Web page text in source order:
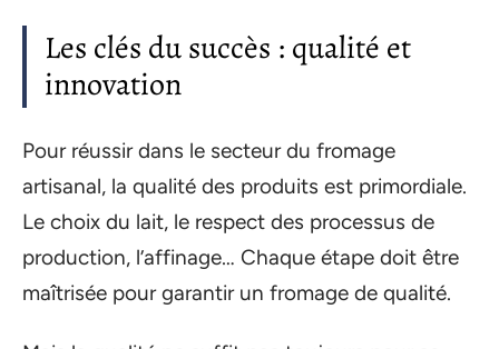
Les clés du succès : qualité et
innovation
Pour réussir dans le secteur du fromage
artisanal, la qualité des produits est primordiale.
Le choix du lait, le respect des processus de
production, l’affinage… Chaque étape doit être
maîtrisée pour garantir un fromage de qualité.